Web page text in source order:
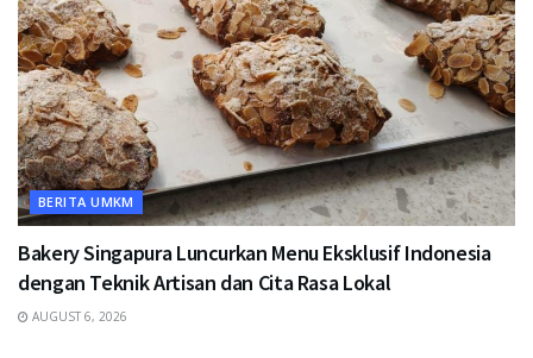
BERITA UMKM
Bakery Singapura Luncurkan Menu Eksklusif Indonesia
dengan Teknik Artisan dan Cita Rasa Lokal
AUGUST 6, 2026